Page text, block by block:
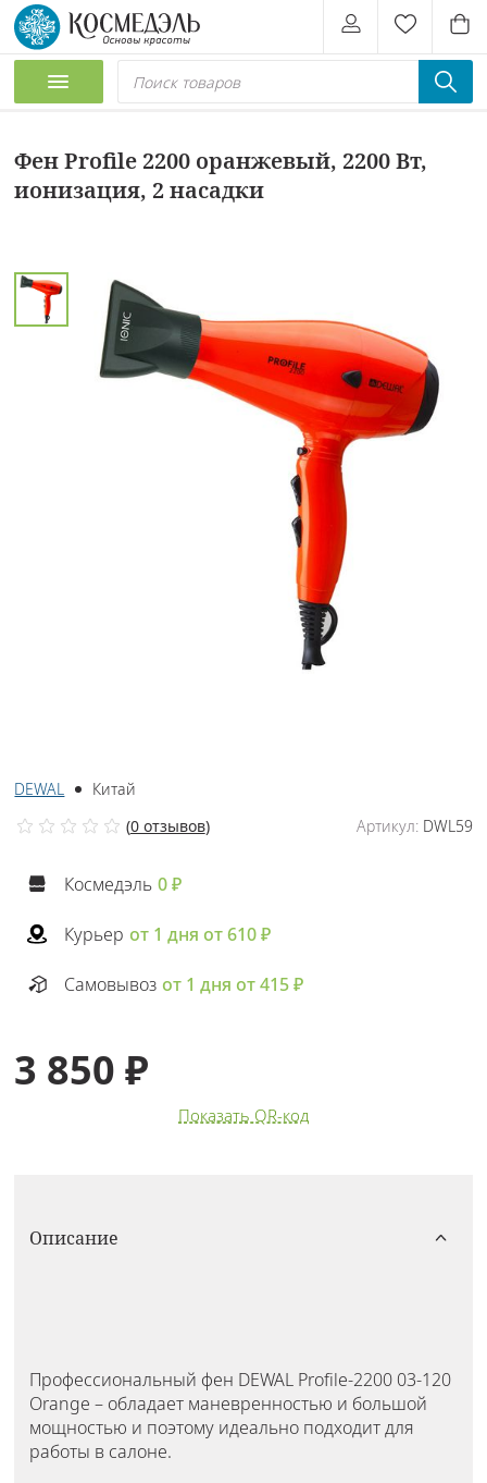
Фен Profile 2200 оранжевый, 2200 Вт,
ионизация, 2 насадки
DEWAL
Китай
Артикул:DWL59
(0 отзывов)
Космедэль 0 ₽
Курьер от 1 дня от 610 ₽
Самовывоз от 1 дня от 415 ₽
3 850 ₽
Показать QR-код
Описание
Профессиональный фен DEWAL Profile-2200 03-120
Orange – обладает маневренностью и большой
мощностью и поэтому идеально подходит для
работы в салоне.